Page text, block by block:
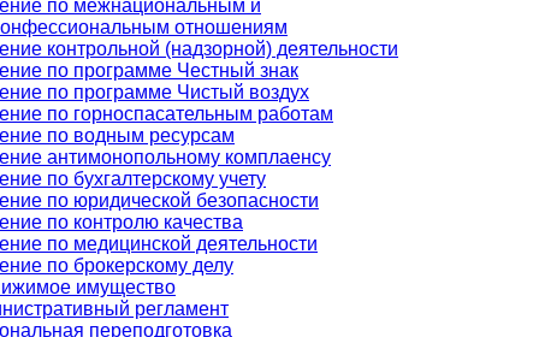
по межнациональным и
отношениям
контрольной (надзорной) деятельности
по программе Честный знак
по программе Чистый воздух
по горноспасательным работам
по водным ресурсам
антимонопольному комплаенсу
по бухгалтерскому учету
по юридической безопасности
по контролю качества
по медицинской деятельности
по брокерскому делу
имущество
регламент
переподготовка